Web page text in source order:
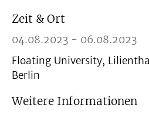
Zeit & Ort
04.08.2023 - 06.08.2023
Floating University,
Berlin
Weitere Informationen